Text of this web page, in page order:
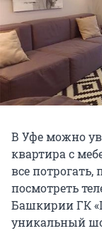
В Уфе можно
квартира с
все
посмотреть
Башкирии ГК
уникальный